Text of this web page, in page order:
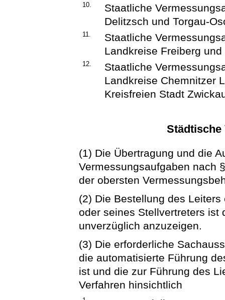
10.
Staatliche
Delitzsch und Torgau-
11.
Staatliche
Landkreise Freiberg
12.
Staatliche
Landkreise Chemnitzer
Kreisfreien Stadt
Städtische
(1) Die Übertragung und die
Vermessungsaufgaben nach
der obersten
(2) Die Bestellung des
oder seines Stellvertreters ist
unverzüglich anzuzeigen.
(3) Die erforderliche
die automatisierte Führung
ist und die zur Führung des
Verfahren hinsichtlich